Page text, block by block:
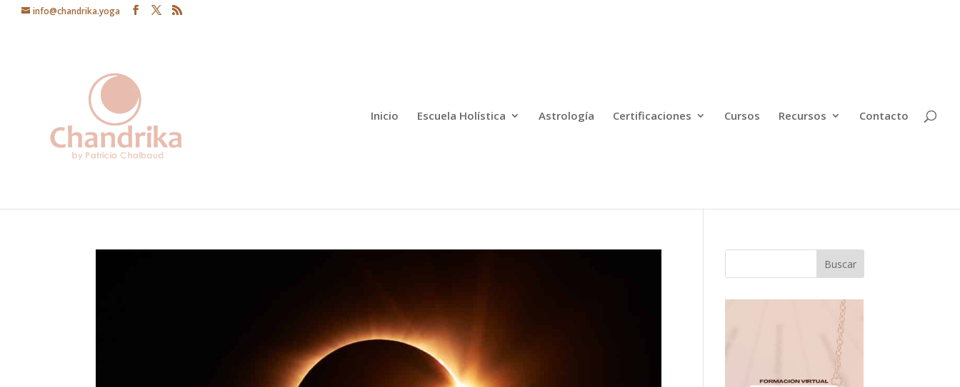
info@chandrika.yoga
Inicio Escuela Holística Astrología Certificaciones Cursos Recursos Contacto